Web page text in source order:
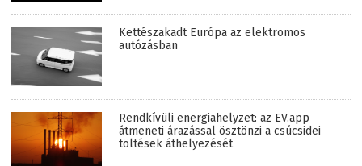
Kettészakadt Európa az elektromos
autózásban
Rendkívüli energiahelyzet: az EV.app
átmeneti árazással ösztönzi a csúcsidei
töltések áthelyezését